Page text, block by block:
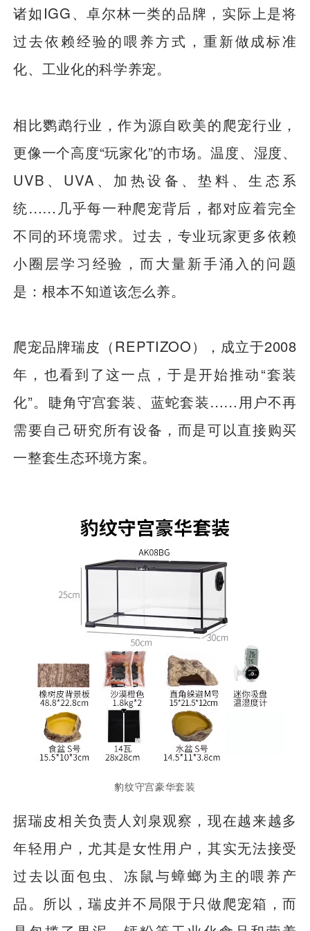
诸如IGG、卓尔林一类的品牌，实际上是将
过去依赖经验的喂养方式，重新做成标准
化、工业化的科学养宠。
相比鹦鹉行业，作为源自欧美的爬宠行业，
更像一个高度“玩家化”的市场。温度、湿度、
UVB、UVA、加热设备、垫料、生态系
统……几乎每一种爬宠背后，都对应着完全
不同的环境需求。过去，专业玩家更多依赖
小圈层学习经验，而大量新手涌入的问题
是：根本不知道该怎么养。
爬宠品牌瑞皮（REPTIZOO），成立于2008
年，也看到了这一点，于是开始推动“套装
化”。睫角守宫套装、蓝蛇套装……用户不再
需要自己研究所有设备，而是可以直接购买
一整套生态环境方案。
豹纹守宫豪华套装
据瑞皮相关负责人刘泉观察，现在越来越多
年轻用户，尤其是女性用户，其实无法接受
过去以面包虫、冻鼠与蟑螂为主的喂养产
品。所以，瑞皮并不局限于只做爬宠箱，而